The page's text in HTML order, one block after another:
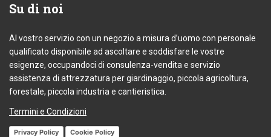
Su di noi
Al vostro servizio con un negozio a misura d’uomo con personale
qualificato disponibile ad ascoltare e soddisfare le vostre
esigenze, occupandoci di consulenza-vendita e servizio
assistenza di attrezzatura per giardinaggio, piccola agricoltura,
forestale, piccola industria e cantieristica.
Termini e Condizioni
Privacy Policy Cookie Policy